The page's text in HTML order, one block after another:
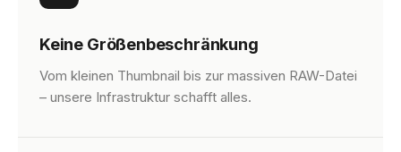
Keine Größenbeschränkung
Vom kleinen Thumbnail bis zur massiven RAW-Datei
– unsere Infrastruktur schafft alles.